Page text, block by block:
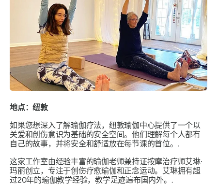
地点：纽敦
如果您想深入了解瑜伽疗法，纽敦瑜伽中心提供了一个以
关爱和创伤意识为基础的安全空间。他们理解每个人都有
自己的故事，并将安全和舒适放在每节课的首位。.
这家工作室由经验丰富的瑜伽老师兼持证按摩治疗师艾琳·
玛丽创立，专注于创伤疗愈瑜伽和正念运动。艾琳拥有超
过20年的瑜伽教学经验，教学足迹遍布国内外。.